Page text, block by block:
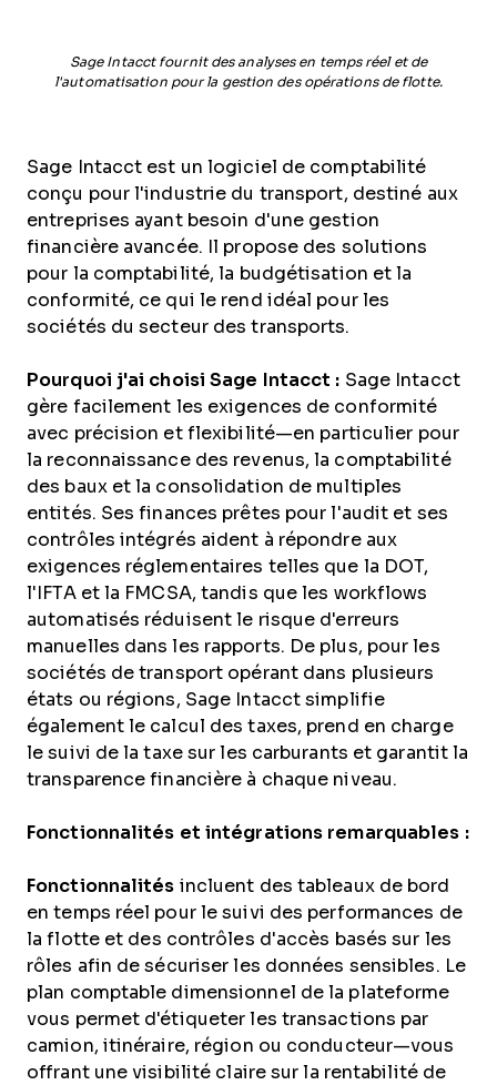
Sage Intacct fournit des analyses en temps réel et de
l'automatisation pour la gestion des opérations de flotte.
Sage Intacct est un logiciel de comptabilité
conçu pour l'industrie du transport, destiné aux
entreprises ayant besoin d'une gestion
financière avancée. Il propose des solutions
pour la comptabilité, la budgétisation et la
conformité, ce qui le rend idéal pour les
sociétés du secteur des transports.
Pourquoi j'ai choisi Sage Intacct : Sage Intacct
gère facilement les exigences de conformité
avec précision et flexibilité—en particulier pour
la reconnaissance des revenus, la comptabilité
des baux et la consolidation de multiples
entités. Ses finances prêtes pour l'audit et ses
contrôles intégrés aident à répondre aux
exigences réglementaires telles que la DOT,
l'IFTA et la FMCSA, tandis que les workflows
automatisés réduisent le risque d'erreurs
manuelles dans les rapports. De plus, pour les
sociétés de transport opérant dans plusieurs
états ou régions, Sage Intacct simplifie
également le calcul des taxes, prend en charge
le suivi de la taxe sur les carburants et garantit la
transparence financière à chaque niveau.
Fonctionnalités et intégrations remarquables :
Fonctionnalités incluent des tableaux de bord
en temps réel pour le suivi des performances de
la flotte et des contrôles d'accès basés sur les
rôles afin de sécuriser les données sensibles. Le
plan comptable dimensionnel de la plateforme
vous permet d'étiqueter les transactions par
camion, itinéraire, région ou conducteur—vous
offrant une visibilité claire sur la rentabilité de